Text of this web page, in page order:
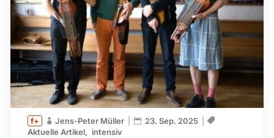
Jens-Peter Müller
23. Sep. 2025
Aktuelle Artikel
intensiv